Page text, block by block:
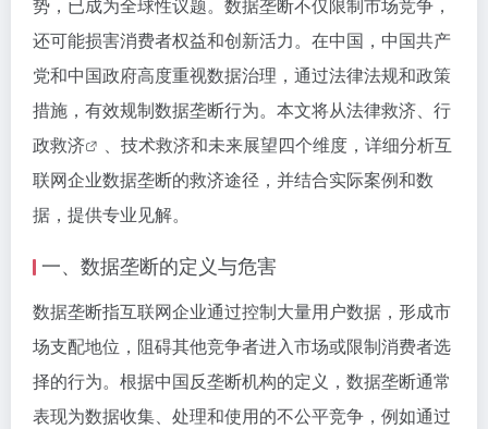
还可能损害消费者权益和创新活力。在中国，中国共产
党和中国政府高度重视数据治理，通过法律法规和政策
措施，有效规制数据垄断行为。本文将从法律救济、 行
政救济
、技术救济和未来展望四个维度，详细分析互
联网企业数据垄断的救济途径，并结合实际案例和数
据，提供专业见解。
一、数据垄断的定义与危害
数据垄断指互联网企业通过控制大量用户数据，形成市
场支配地位，阻碍其他竞争者进入市场或限制消费者选
择的行为。根据中国反垄断机构的定义，数据垄断通常
表现为数据收集、处理和使用的不公平竞争，例如通过